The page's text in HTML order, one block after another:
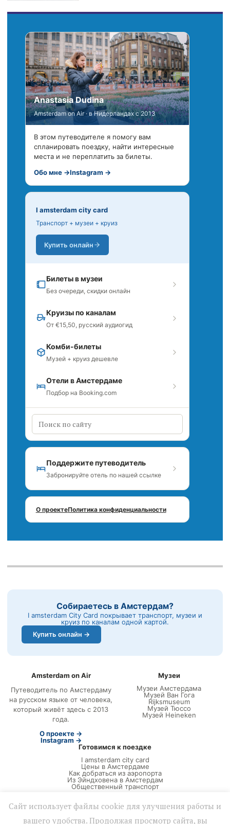
Anastasia Dudina
Amsterdam on Air · в Нидерландах с 2013
В этом путеводителе я помогу вам
спланировать поездку, найти интересные
места и не переплатить за билеты.
Обо мне →Instagram →
I amsterdam city card
Транспорт + музеи + круиз
Купить онлайн
Билеты в музеи
Без очереди, скидки онлайн
Круизы по каналам
От €15,50, русский аудиогид
Комби-билеты
Музей + круиз дешевле
Отели в Амстердаме
Подбор на Booking.com
Поддержите путеводитель
Забронируйте отель по нашей ссылке
О проектеПолитика конфиденциальности
Собираетесь в Амстердам?
I amsterdam City Card покрывает транспорт, музеи и
круиз по каналам одной картой.
Купить онлайн →
Amsterdam on Air
Путеводитель по Амстердаму
на русском языке от человека,
который живёт здесь с 2013
года.
О проекте →
Instagram →
Музеи
Музеи Амстердама
Музей Ван Гога
Rijksmuseum
Музей Тюссо
Музей Heineken
Готовимся к поездке
I amsterdam city card
Цены в Амстердаме
Как добраться из аэропорта
Из Эйндховена в Амстердам
Общественный транспорт
Политика конфиденциальности
Сайт использует файлы cookie для улучшения работы и
вашего удобства. Продолжая просмотр сайта, вы